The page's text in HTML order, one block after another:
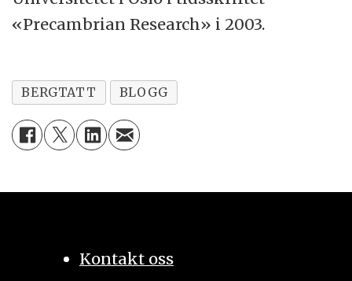
«Precambrian Research» i 2003.
BERGTATT BLOGG
Kontakt oss